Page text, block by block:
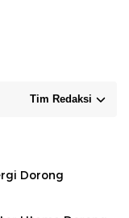
Tim Redaksi
Dorong